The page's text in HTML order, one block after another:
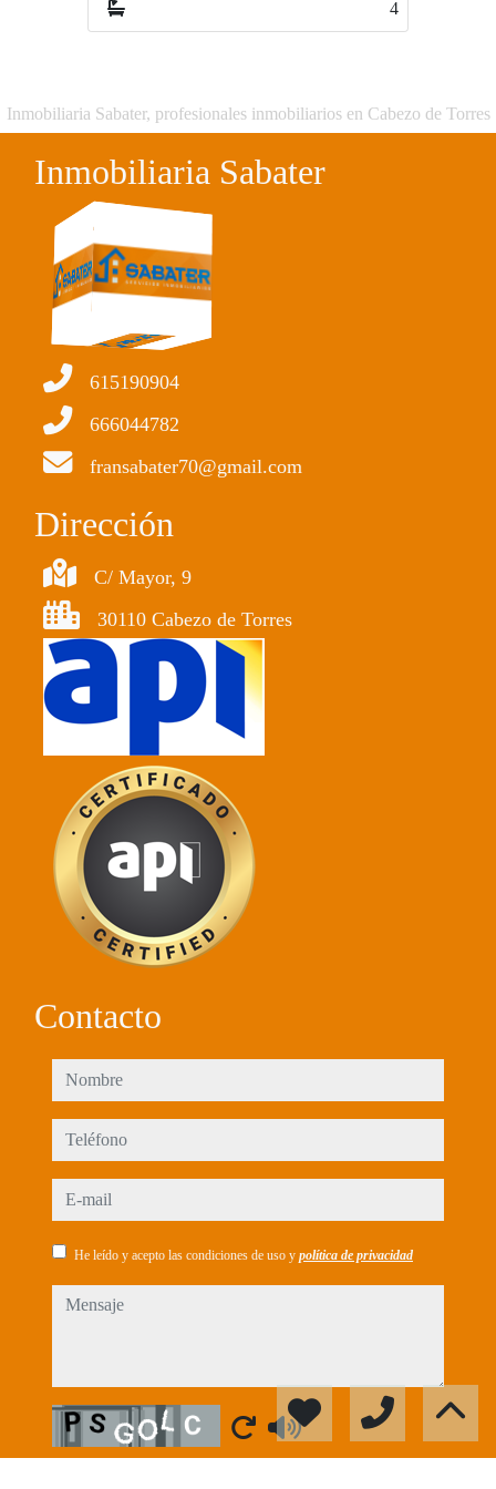
Inmobiliaria Sabater, profesionales inmobiliarios en Cabezo de Torres
Inmobiliaria Sabater
615190904
666044782
fransabater70@gmail.com
Dirección
C/ Mayor, 9
30110 Cabezo de Torres
Contacto
nombre
teléfono
e-mail
He leído y acepto las condiciones de uso y política de privacidad
mensaje
Captcha